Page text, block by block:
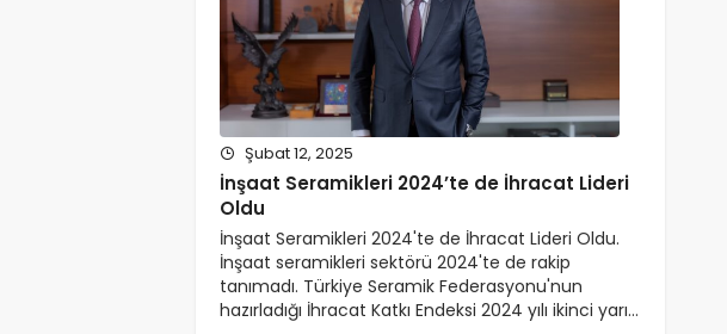
Şubat 12, 2025
İnşaat Seramikleri 2024’te de İhracat Lideri
Oldu
İnşaat Seramikleri 2024'te de İhracat Lideri Oldu.
İnşaat seramikleri sektörü 2024'te de rakip
tanımadı. Türkiye Seramik Federasyonu'nun
hazırladığı İhracat Katkı Endeksi 2024 yılı ikinci yarı…